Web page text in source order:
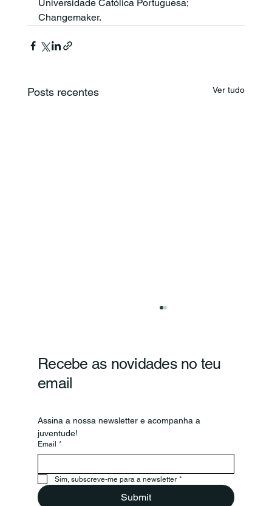
Universidade Católica Portuguesa;
Changemaker.
Posts recentes Ver tudo
Encontro da Europa em fotografias
Recebe as novidades no teu
email
Assina a nossa newsletter e acompanha a
juventude!
Email *
Sim, subscreve-me para a newsletter *
Submit